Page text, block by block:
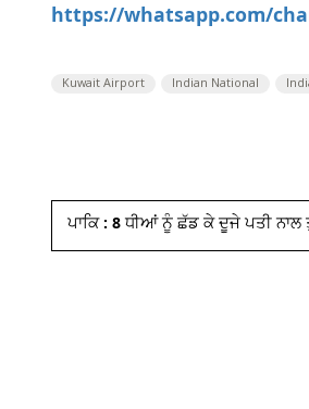
https://whatsapp.com/
Kuwait Airport Indian National
ਪਾਕਿ : 8 ਧੀਆਂ ਨੂੰ ਛੱਡ ਕੇ ਦੂਜੇ ਪਤੀ